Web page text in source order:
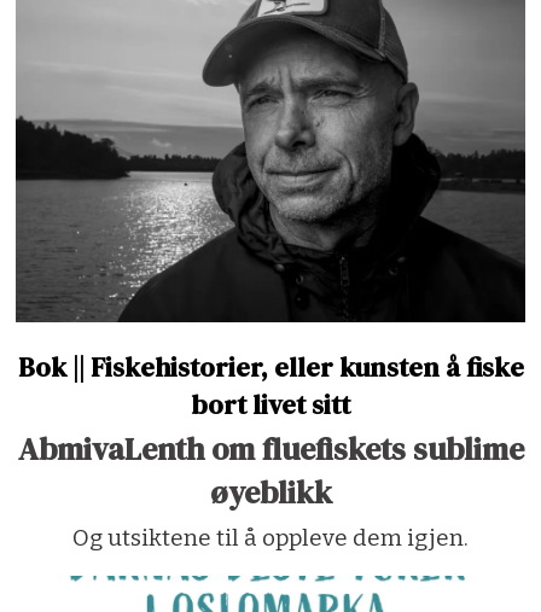
Bok || Fiskehistorier, eller kunsten å fiske
bort livet sitt
AbmivaLenth om fluefiskets sublime
øyeblikk
Og utsiktene til å oppleve dem igjen.